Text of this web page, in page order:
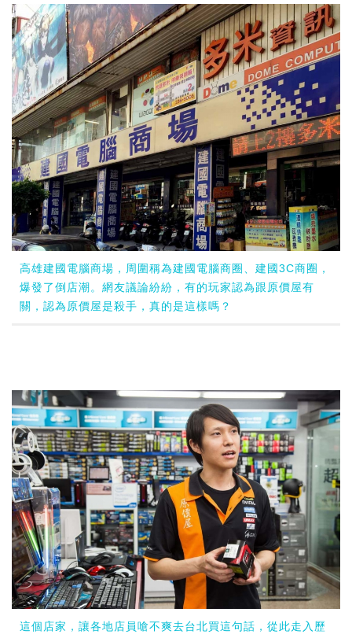
高雄建國電腦商場，周圍稱為建國電腦商圈、建國3C商圈，
爆發了倒店潮。網友議論紛紛，有的玩家認為跟原價屋有
關，認為原價屋是殺手，真的是這樣嗎？
這個店家，讓各地店員嗆不爽去台北買這句話，從此走入歷